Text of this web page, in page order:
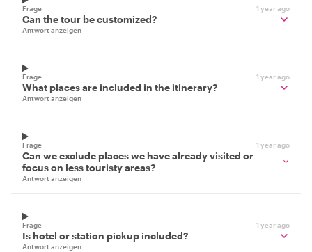
Frage 1 year ago
Can the tour be customized?
Antwort anzeigen
Frage 1 year ago
What places are included in the itinerary?
Antwort anzeigen
Frage 1 year ago
Can we exclude places we have already visited or
focus on less touristy areas?
Antwort anzeigen
Frage 1 year ago
Is hotel or station pickup included?
Antwort anzeigen